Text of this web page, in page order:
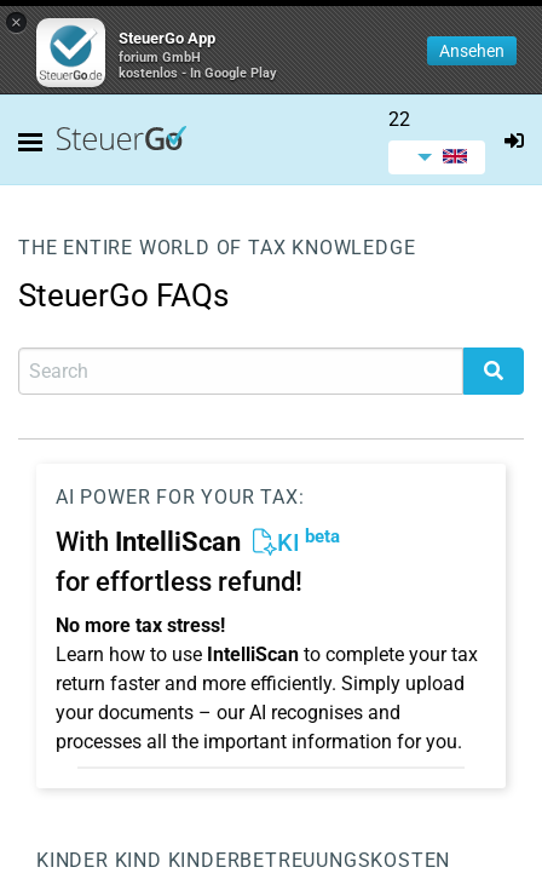
×
SteuerGo App
forium GmbH
kostenlos - In Google Play
Ansehen
22
THE ENTIRE WORLD OF TAX KNOWLEDGE
SteuerGo FAQs
AI POWER FOR YOUR TAX:
With IntelliScan KI beta
for effortless refund!
No more tax stress!
Learn how to use IntelliScan to complete your tax
return faster and more efficiently. Simply upload
your documents – our AI recognises and
processes all the important information for you.
KINDER KIND KINDERBETREUUNGSKOSTEN